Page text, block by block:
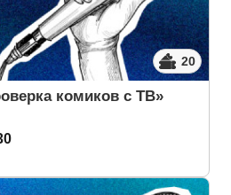
20
комиков с ТВ»